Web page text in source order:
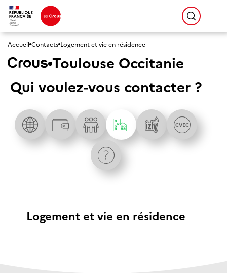
Accueil Contacts Logement et vie en résidence
Toulouse Occitanie
Qui voulez-vous contacter ?
CVEC
Logement et vie en résidence